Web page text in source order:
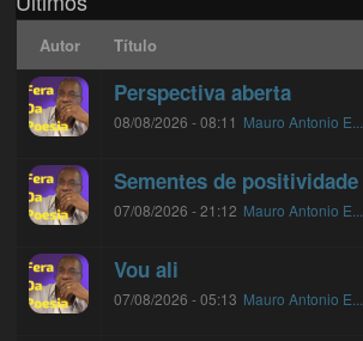
Autor Título
Perspectiva aberta
08/08/2026 - 08:11 Mauro Antonio E...
Sementes de positividade
07/08/2026 - 21:12 Mauro Antonio E...
Vou ali
07/08/2026 - 05:13 Mauro Antonio E...